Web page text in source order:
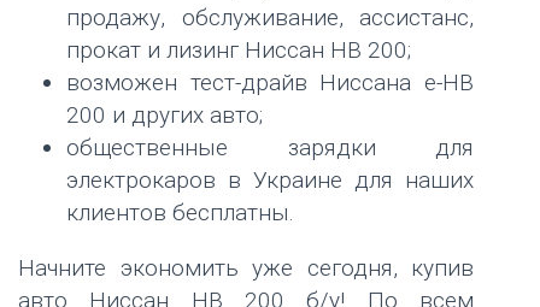
продажу, обслуживание, ассистанс,
прокат и лизинг Ниссан НВ 200;
возможен тест-драйв Ниссана е-НВ
200 и других авто;
общественные зарядки для
электрокаров в Украине для наших
клиентов бесплатны.
Начните экономить уже сегодня, купив
авто Ниссан НВ 200 б/у! По всем